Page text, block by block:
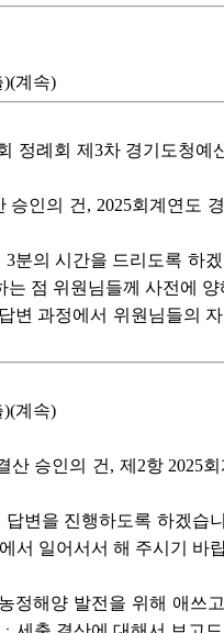
계속)
정례회 제3차 경기도청예
인의 건, 2025회계연도
의 시간을 드리도록 하
점 위원님들께 사전에
변 과정에서 위원님들의
계속)
승인의 건, 제2항 2025
변을 진행하도록 하겠습
서 일어서서 해 주시기 바
정해양 발전을 위해 애쓰